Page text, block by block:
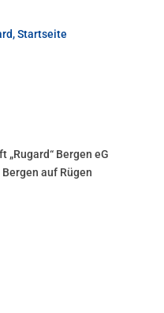
„Rugard“ Bergen eG
auf Rügen